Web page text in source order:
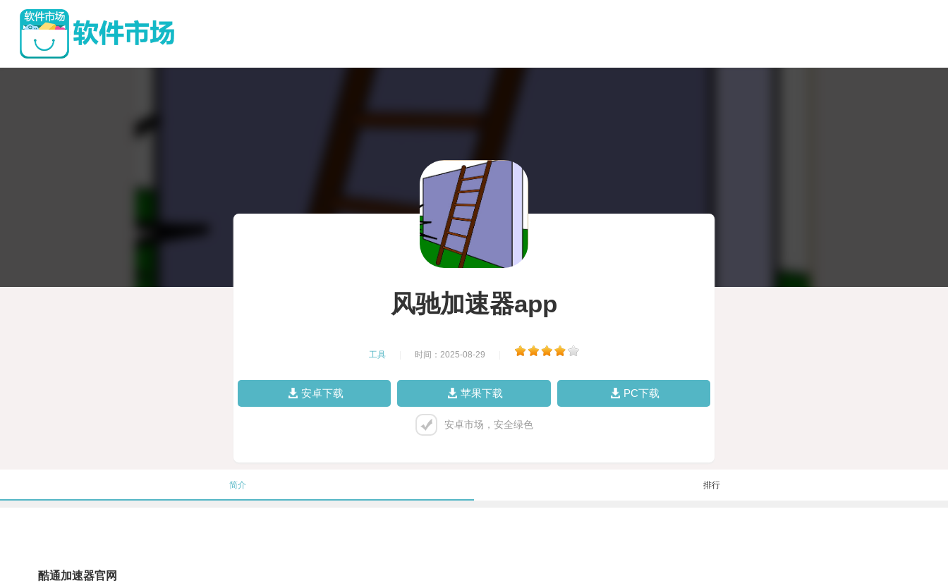
风驰加速器app
工具 时间：2025-08-29
安卓下载 苹果下载 PC下载
安卓市场，安全绿色
简介 排行
酷通加速器官网